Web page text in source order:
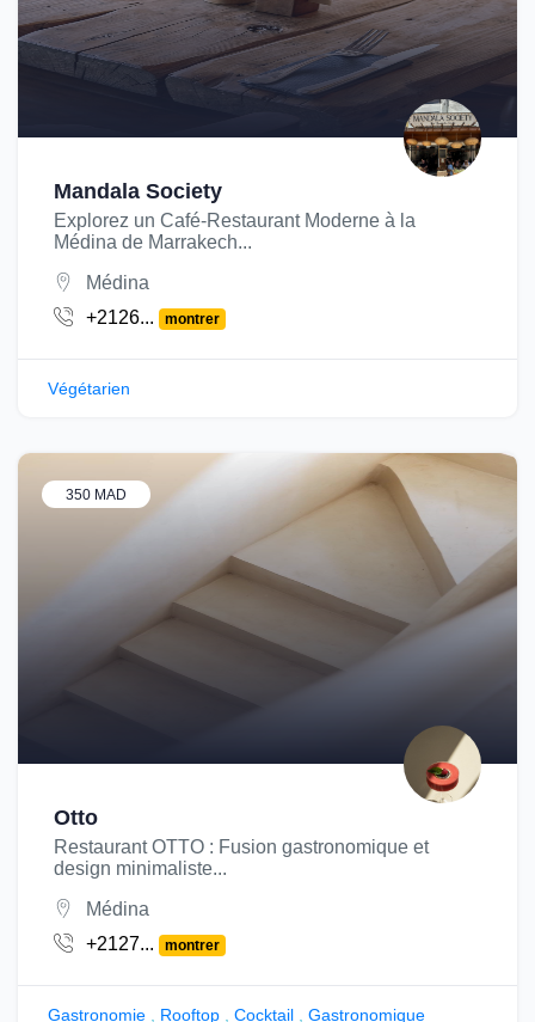
Mandala Society
Explorez un Café-Restaurant Moderne à la
Médina de Marrakech...
Médina
+2126...
montrer
Végétarien
350 MAD
Otto
Restaurant OTTO : Fusion gastronomique et
design minimaliste...
Médina
+2127...
montrer
Gastronomie Rooftop Cocktail Gastronomique